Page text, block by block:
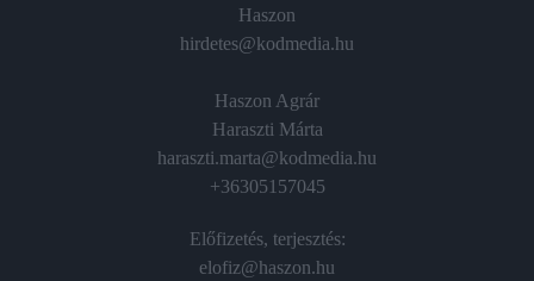
Haszon
hirdetes@kodmedia.hu
Haszon Agrár
Haraszti Márta
haraszti.marta@kodmedia.hu
+36305157045
Előfizetés, terjesztés:
elofiz@haszon.hu